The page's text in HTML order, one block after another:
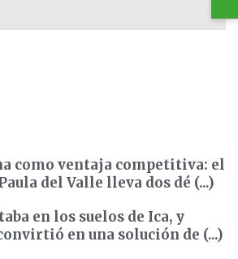
como ventaja competitiva: el
del Valle lleva dos dé (...)
en los suelos de Ica, y
en una solución de (...)